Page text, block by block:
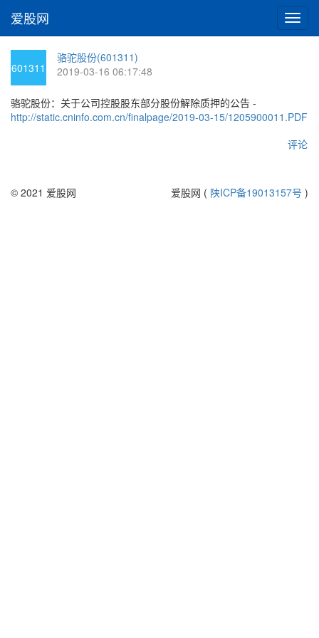
切
换
爱股网
601311
骆驼股份(601311)
2019-03-16 06:17:48
骆驼股份：关于公司控股股东部分股份解除质押的公告 -
http://static.cninfo.com.cn/finalpage/2019-03-15/1205900011.PDF
评论
© 2021 爱股网 爱股网 ( 陕ICP备19013157号 )